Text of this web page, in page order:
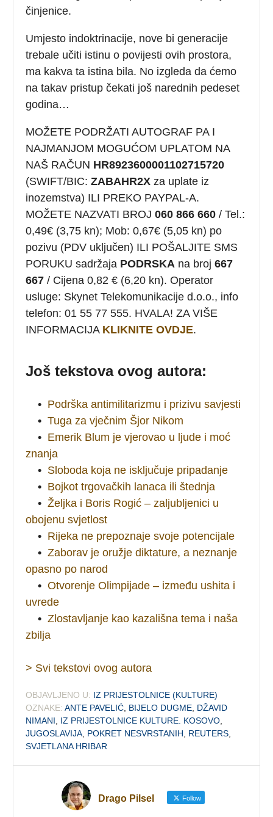
činjenice.
Umjesto indoktrinacije, nove bi generacije
trebale učiti istinu o povijesti ovih prostora,
ma kakva ta istina bila. No izgleda da ćemo
na takav pristup čekati još narednih pedeset
godina…
MOŽETE PODRŽATI AUTOGRAF PA I
NAJMANJOM MOGUĆOM UPLATOM NA
NAŠ RAČUN HR8923600001102715720
(SWIFT/BIC: ZABAHR2X za uplate iz
inozemstva) ILI PREKO PAYPAL-A.
MOŽETE NAZVATI BROJ060 866 660 / Tel.:
0,49€ (3,75 kn); Mob: 0,67€ (5,05 kn) po
pozivu (PDV uključen) ILI POŠALJITE SMS
PORUKU sadržaja PODRSKA na broj667
667 / Cijena 0,82 € (6,20 kn). Operator
usluge: Skynet Telekomunikacije d.o.o., info
telefon: 01 55 77 555. HVALA! ZA VIŠE
INFORMACIJA KLIKNITE OVDJE.
Još tekstova ovog autora:
• Podrška antimilitarizmu i prizivu savjesti
• Tuga za vječnim Šjor Nikom
• Emerik Blum je vjerovao u ljude i moć
znanja
• Sloboda koja ne isključuje pripadanje
• Bojkot trgovačkih lanaca ili štednja
• Željka i Boris Rogić – zaljubljenici u
obojenu svjetlost
• Rijeka ne prepoznaje svoje potencijale
• Zaborav je oružje diktature, a neznanje
opasno po narod
• Otvorenje Olimpijade – između ushita i
uvrede
• Zlostavljanje kao kazališna tema i naša
zbilja
> Svi tekstovi ovog autora
OBJAVLJENO U: IZ PRIJESTOLNICE (KULTURE)
OZNAKE: ANTE PAVELIĆ BIJELO DUGME DŽAVID
NIMANI
IZ PRIJESTOLNICE KULTURE. KOSOVO
JUGOSLAVIJA POKRET NESVRSTANIH REUTERS
SVJETLANA HRIBAR
Drago Pilsel Follow